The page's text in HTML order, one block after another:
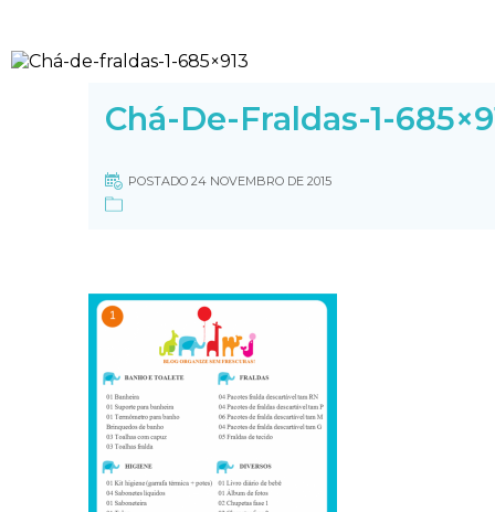
Chá-De-Fraldas-1-
POSTADO 24 NOVEMBRO DE 2015